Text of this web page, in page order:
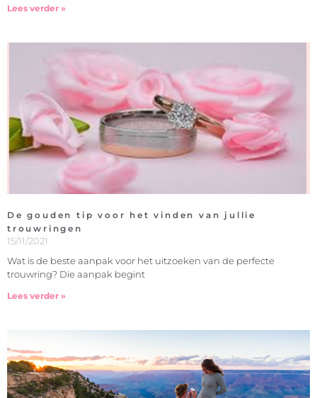
Lees verder »
De gouden tip voor het vinden van jullie
trouwringen
15/11/2021
Wat is de beste aanpak voor het uitzoeken van de perfecte
trouwring? Die aanpak begint
Lees verder »